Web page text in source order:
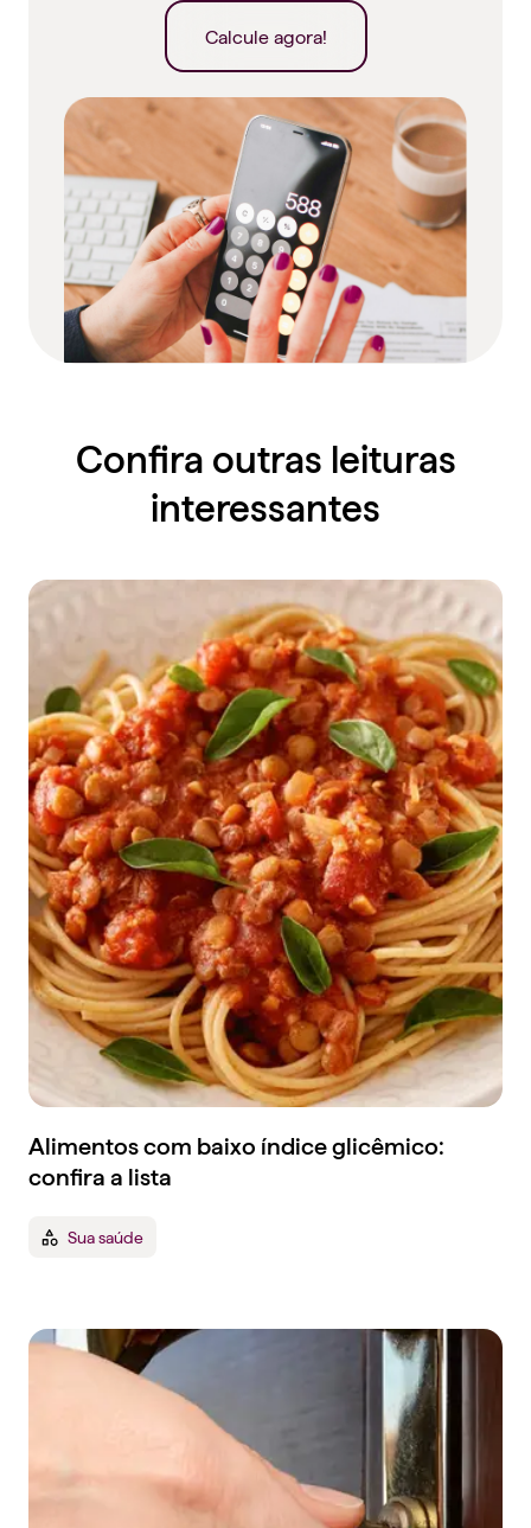
Calcule agora!
Confira outras leituras
interessantes
Alimentos com baixo índice glicêmico:
confira a lista
Sua saúde